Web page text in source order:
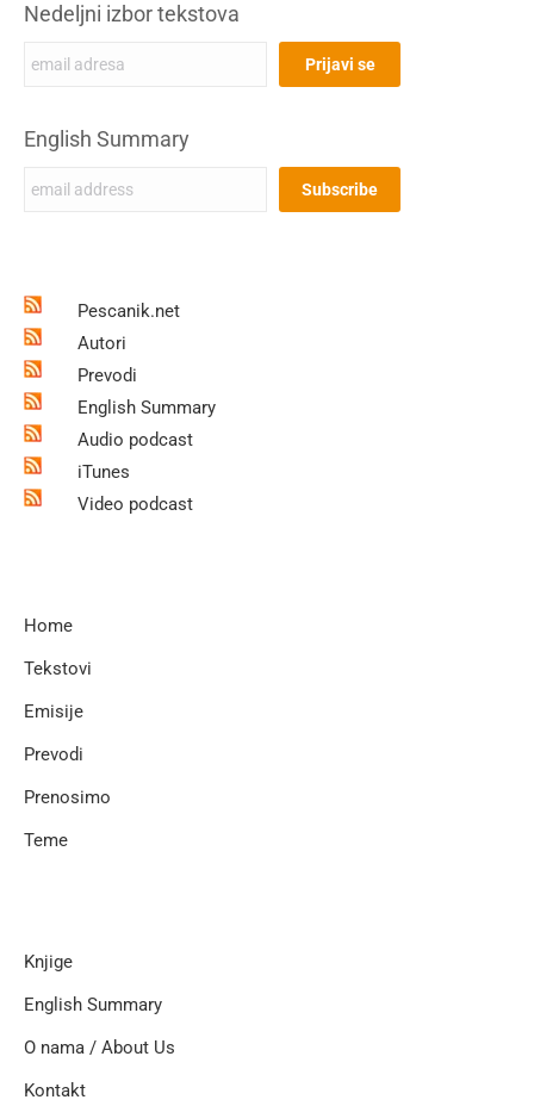
Nedeljni izbor tekstova
English Summary
Pescanik.net
Autori
Prevodi
English Summary
Audio podcast
iTunes
Video podcast
Home
Tekstovi
Emisije
Prevodi
Prenosimo
Teme
Knjige
English Summary
O nama / About Us
Kontakt